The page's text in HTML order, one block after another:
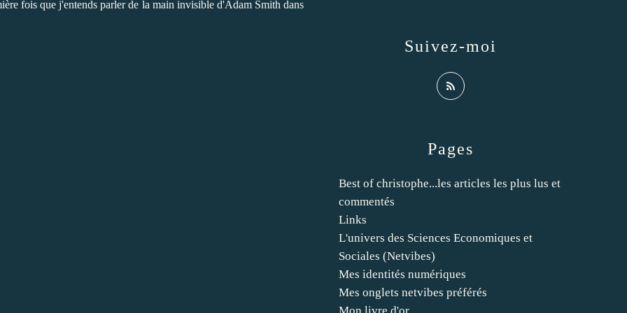
fois que j'entends parler de la main invisible d'Adam Smith dans
Pages
Best of christophe...les articles les plus lus et
commentés
Links
L'univers des Sciences Economiques et
Sociales (Netvibes)
Mes identités numériques
Mes onglets netvibes préférés
Suivez-moi